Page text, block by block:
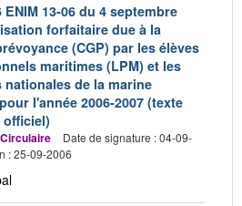
13-06 du 4 septembre
forfaitaire due à la
(CGP) par les élèves
maritimes (LPM) et les
de la marine
l'année 2006-2007 (texte
Circulaire
Date de signature : 04-09-
: 25-09-2006